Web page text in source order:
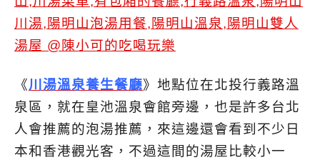
《川湯溫泉養生餐廳》地點位在北投行義路溫
泉區，就在皇池溫泉會館旁邊，也是許多台北
人會推薦的泡湯推薦，來這邊還會看到不少日
本和香港觀光客，不過這間的湯屋比較小一